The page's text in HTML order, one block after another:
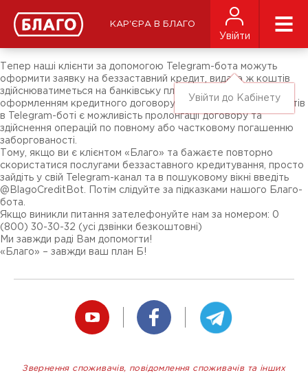
КАР'ЄРА В БЛАГО
Увійти
Увійти до Кабінету
ЗМІ про нас
Підписники соц-мереж
Ярмарки
Тепер наші клієнти за допомогою Telegram-бота можуть
оформити заявку на беззаставний кредит, видача ж коштів
здійснюватиметься на банківську платіжну картку з
оформленням кредитного договору. Також для наших клієнтів
в Telegram-боті є можливість пролонгації договору та
здійснення операцій по повному або частковому погашенню
заборгованості.
Тому, якщо ви є клієнтом «Благо» та бажаєте повторно
скористатися послугами беззаставного кредитування, просто
зайдіть у свій Telegram-канал та в пошуковому вікні введіть
@BlagoCreditBot. Потім слідуйте за підказками нашого Благо-
бота.
Якщо виникли питання зателефонуйте нам за номером: 0
(800) 30-30-32 (усі дзвінки безкоштовні)
Ми завжди раді Вам допомогти!
«Благо» – завжди ваш план Б!
Звернення споживачів, повідомлення споживачів та інших